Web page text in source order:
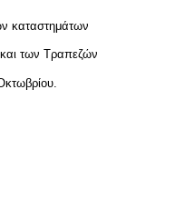
καταστημάτων
των Τραπεζών